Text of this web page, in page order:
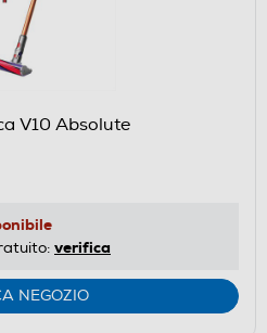
V10 Absolute
verifica
NEGOZIO